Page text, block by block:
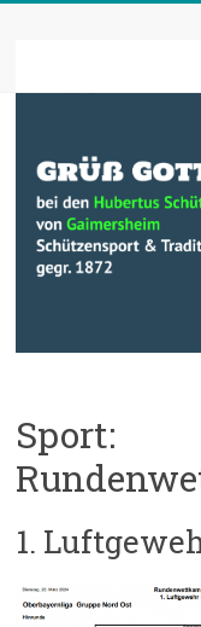
Schützensport
und
Tradition
Sport:
1.